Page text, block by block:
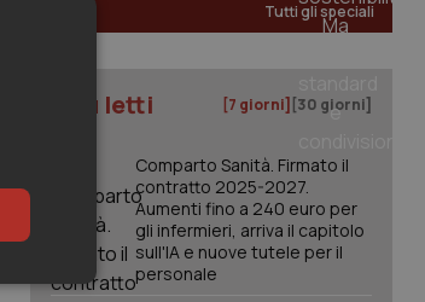
Tutti gli speciali
I più letti [7 giorni] [30 giorni]
Comparto Sanità. Firmato il
contratto 2025-2027.
Aumenti fino a 240 euro per
gli infermieri, arriva il capitolo
sull'IA e nuove tutele per il
personale